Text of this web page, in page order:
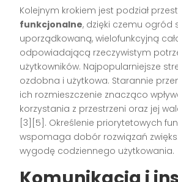
Kolejnym krokiem jest podział
funkcjonalne, dzięki czemu ogród
uporządkowaną, wielofunkcyjną
odpowiadającą rzeczywistym
użytkowników. Najpopularniejsze
ozdobna i użytkowa. Starannie
ich rozmieszczenie znacząco
korzystania z przestrzeni oraz jej
[3][5]. Określenie priorytetowych
wspomaga dobór rozwiązań
wygodę codziennego użytkowania.